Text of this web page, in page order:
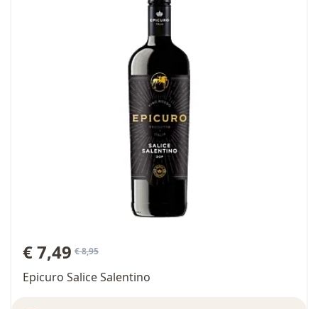
special price
€ 7,49 regular price
€ 8,95
Epicuro Salice Salentino